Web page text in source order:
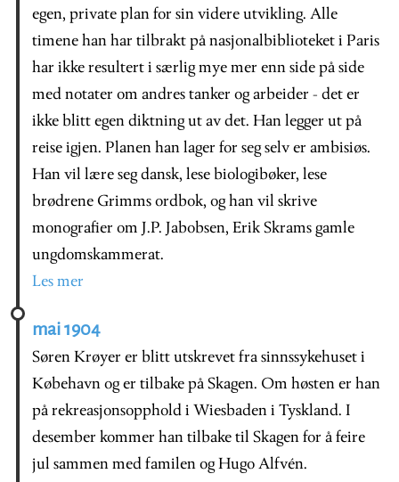
egen, private plan for sin videre utvikling. Alle
timene han har tilbrakt på nasjonalbiblioteket i Paris
har ikke resultert i særlig mye mer enn side på side
med notater om andres tanker og arbeider - det er
ikke blitt egen diktning ut av det. Han legger ut på
reise igjen. Planen han lager for seg selv er ambisiøs.
Han vil lære seg dansk, lese biologibøker, lese
brødrene Grimms ordbok, og han vil skrive
monografier om J.P. Jabobsen, Erik Skrams gamle
ungdomskammerat.
Les mer
mai 1904
Søren Krøyer er blitt utskrevet fra sinnssykehuset i
Købehavn og er tilbake på Skagen. Om høsten er han
på rekreasjonsopphold i Wiesbaden i Tyskland. I
desember kommer han tilbake til Skagen for å feire
jul sammen med familen og Hugo Alfvén.